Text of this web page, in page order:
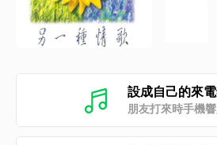
設成自己的來
朋友打來時手機